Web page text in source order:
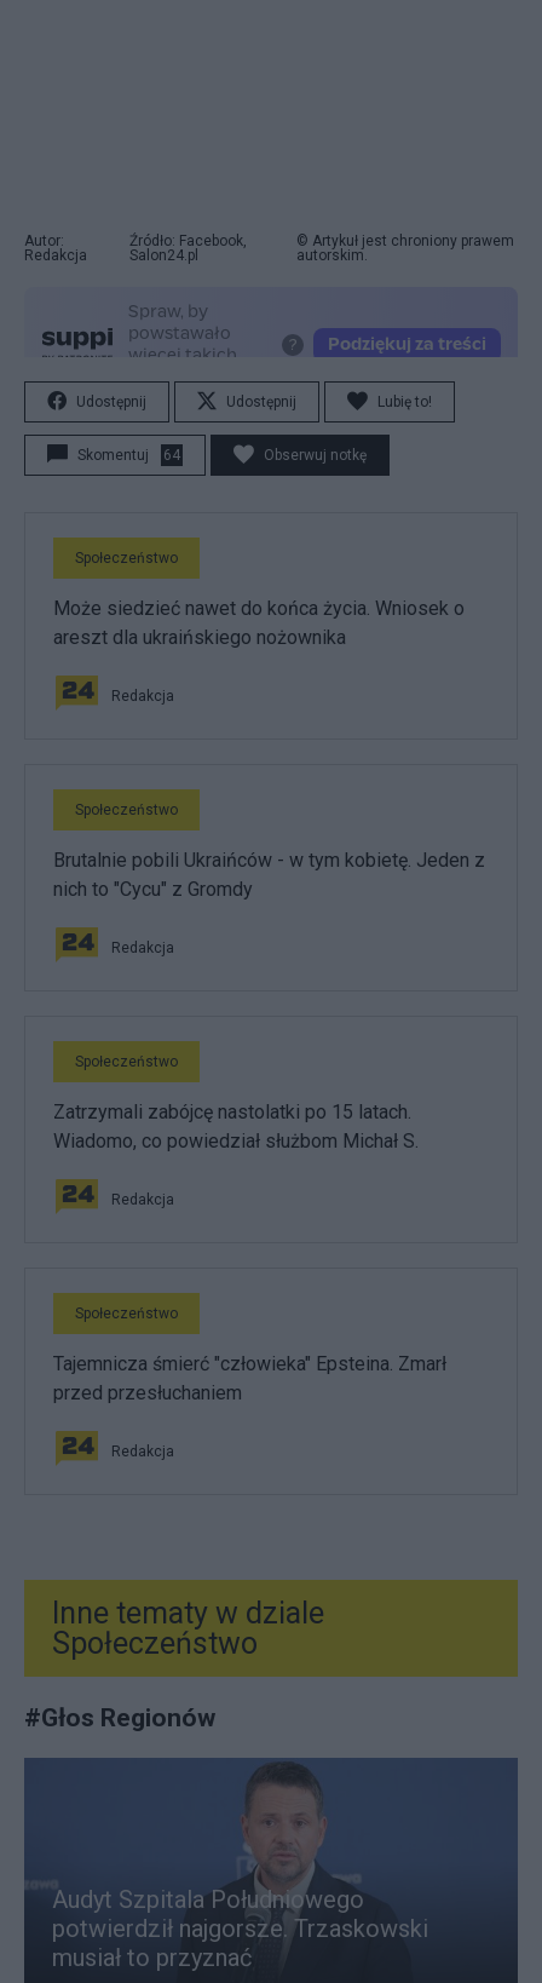
Autor:
Redakcja
Źródło: Facebook,
Salon24.pl
© Artykuł jest chroniony prawem
autorskim.
Udostępnij Udostępnij Lubię to!
Skomentuj 64 Obserwuj notkę
Społeczeństwo
Może siedzieć nawet do końca życia. Wniosek o
areszt dla ukraińskiego nożownika
Redakcja
Społeczeństwo
Brutalnie pobili Ukraińców - w tym kobietę. Jeden z
nich to "Cycu" z Gromdy
Redakcja
Społeczeństwo
Zatrzymali zabójcę nastolatki po 15 latach.
Wiadomo, co powiedział służbom Michał S.
Redakcja
Społeczeństwo
Tajemnicza śmierć "człowieka" Epsteina. Zmarł
przed przesłuchaniem
Redakcja
Inne tematy w dziale
Społeczeństwo
#Głos Regionów
Audyt Szpitala Południowego
potwierdził najgorsze. Trzaskowski
musiał to przyznać